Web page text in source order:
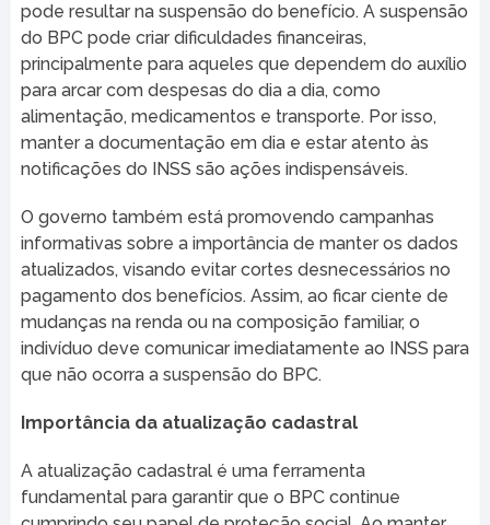
pode resultar na suspensão do benefício. A suspensão
do BPC pode criar dificuldades financeiras,
principalmente para aqueles que dependem do auxílio
para arcar com despesas do dia a dia, como
alimentação, medicamentos e transporte. Por isso,
manter a documentação em dia e estar atento às
notificações do INSS são ações indispensáveis.
O governo também está promovendo campanhas
informativas sobre a importância de manter os dados
atualizados, visando evitar cortes desnecessários no
pagamento dos benefícios. Assim, ao ficar ciente de
mudanças na renda ou na composição familiar, o
indivíduo deve comunicar imediatamente ao INSS para
que não ocorra a suspensão do BPC.
Importância da atualização cadastral
A atualização cadastral é uma ferramenta
fundamental para garantir que o BPC continue